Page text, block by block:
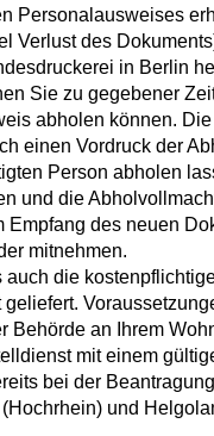
Personalausweises
Verlust des
in Berlin
Sie zu gegebener
abholen können.
einen Vordruck der
Person abholen
und die
des neuen
mitnehmen.
die
geliefert.
an Ihrem
mit einem
bei der
und